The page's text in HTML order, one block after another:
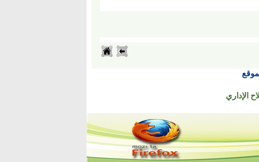
الإداري